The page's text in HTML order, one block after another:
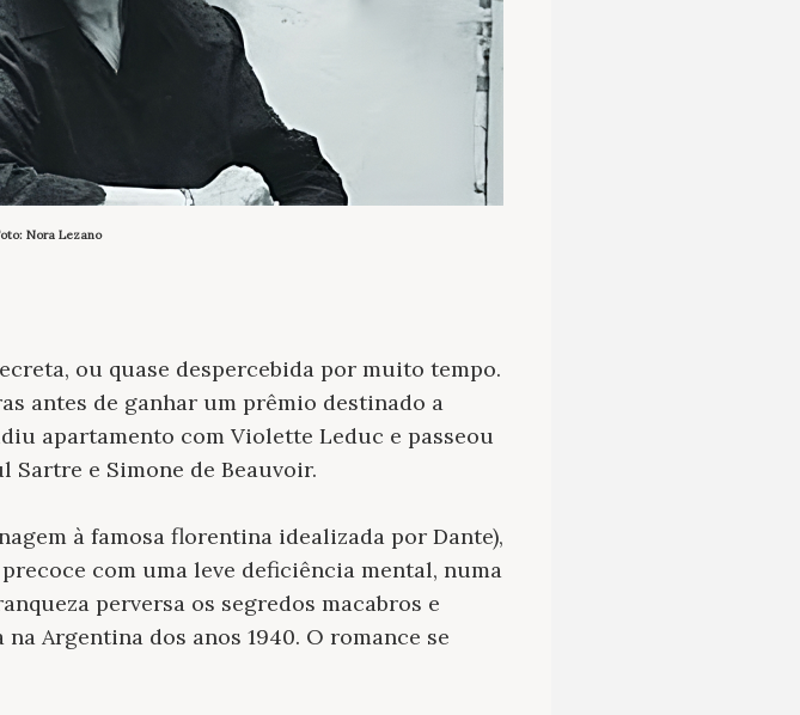
Nora Lezano
ou quase despercebida por muito tempo.
antes de ganhar um prêmio destinado a
apartamento com Violette Leduc e passeou
Sartre e Simone de Beauvoir.
à famosa florentina idealizada por Dante),
com uma leve deficiência mental, numa
perversa os segredos macabros e
Argentina dos anos 1940. O romance se